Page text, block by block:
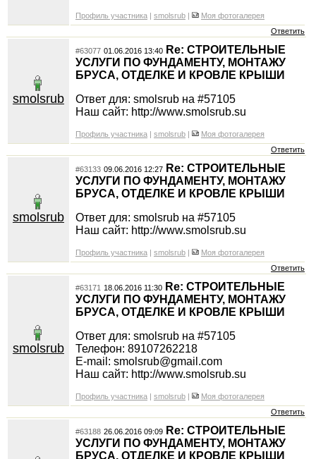
Профиль участника| smolsrub|
Моя фотогалерея
Ответить
smolsrub
#63077 01.06.2016 13:40Re: СТРОИТЕЛЬНЫЕ
УСЛУГИ ПО ФУНДАМЕНТУ, МОНТАЖУ
БРУСА, ОТДЕЛКЕ И КРОВЛЕ КРЫШИ
Ответ для: smolsrub на #57105
Наш сайт: http://www.smolsrub.su
Профиль участника| smolsrub|
Моя фотогалерея
Ответить
smolsrub
#63133 09.06.2016 12:27Re: СТРОИТЕЛЬНЫЕ
УСЛУГИ ПО ФУНДАМЕНТУ, МОНТАЖУ
БРУСА, ОТДЕЛКЕ И КРОВЛЕ КРЫШИ
Ответ для: smolsrub на #57105
Наш сайт: http://www.smolsrub.su
Профиль участника| smolsrub|
Моя фотогалерея
Ответить
smolsrub
#63171 18.06.2016 11:30Re: СТРОИТЕЛЬНЫЕ
УСЛУГИ ПО ФУНДАМЕНТУ, МОНТАЖУ
БРУСА, ОТДЕЛКЕ И КРОВЛЕ КРЫШИ
Ответ для: smolsrub на #57105
Телефон: 89107262218
E-mail: smolsrub@gmail.com
Наш сайт: http://www.smolsrub.su
Профиль участника| smolsrub|
Моя фотогалерея
Ответить
#63188 26.06.2016 09:09Re: СТРОИТЕЛЬНЫЕ
УСЛУГИ ПО ФУНДАМЕНТУ, МОНТАЖУ
БРУСА, ОТДЕЛКЕ И КРОВЛЕ КРЫШИ